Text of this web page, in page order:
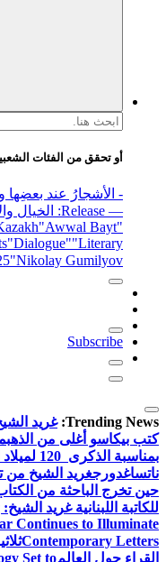
البحث
أو تحقق من الفئات
- الأشجارُ عند بعضِها
— Release
: الخيال
"Awwal Bayt"
"Dialogue""Literary
"Nikolay Gumilyov و poet
Subscribe
Trending News: غريد
كتب بيكاسو أغلى من الذهب
بمناسبة
ناتساغدورجغريد الشيخ من
حين تخرج الباحثة من
للكاتبة اللبنانية غريد
Continues to Illuminate
Contemporary Letters
القراء حول العالمSet to